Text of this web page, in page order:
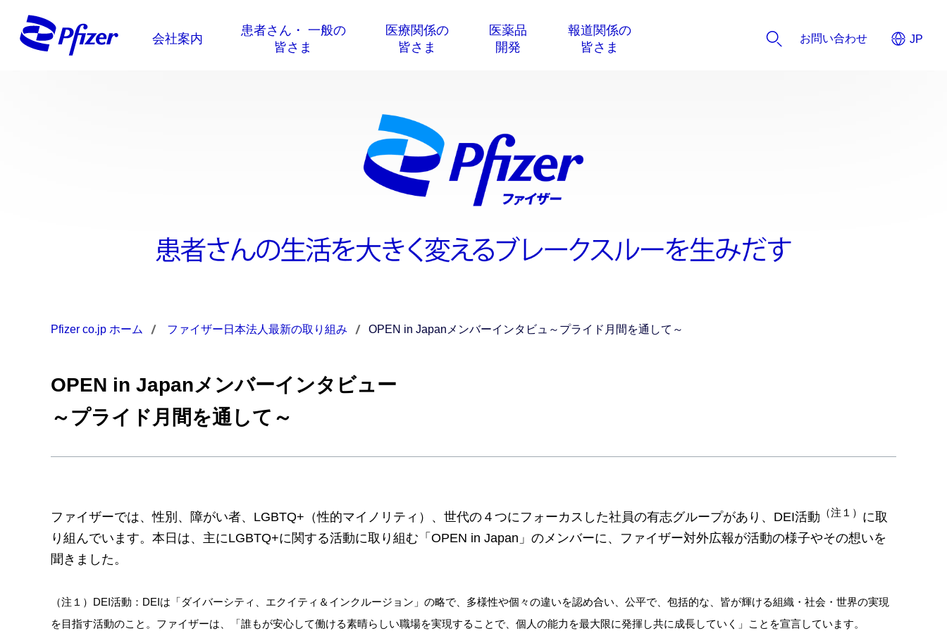
お問い合わせ
Pfizer co.jp ホーム ファイザー日本法人最新の取り組み OPEN in Japanメンバーインタビュ ～プライド月間を通して～
OPEN in Japanメンバーインタビュー
～プライド月間を通して～
ファイザーでは、性別、障がい者、LGBTQ+（性的マイノリティ）、世代の４つにフォーカスした社員の有志グループがあり、DEI活動 （注１） に取
り組んでいます。本日は、主にLGBTQ+に関する活動に取り組む「OPEN in Japan」のメンバーに、ファイザー対外広報が活動の様子やその想いを
聞きました。
（注１）DEI活動：DEIは「ダイバーシティ、エクイティ＆インクルージョン」の略で、多様性や個々の違いを認め合い、公平で、包括的な、皆が輝ける組織・社会・世界の実現
を目指す活動のこと。ファイザーは、「誰もが安心して働ける素晴らしい職場を実現することで、個人の能力を最大限に発揮し共に成長していく」ことを宣言しています。